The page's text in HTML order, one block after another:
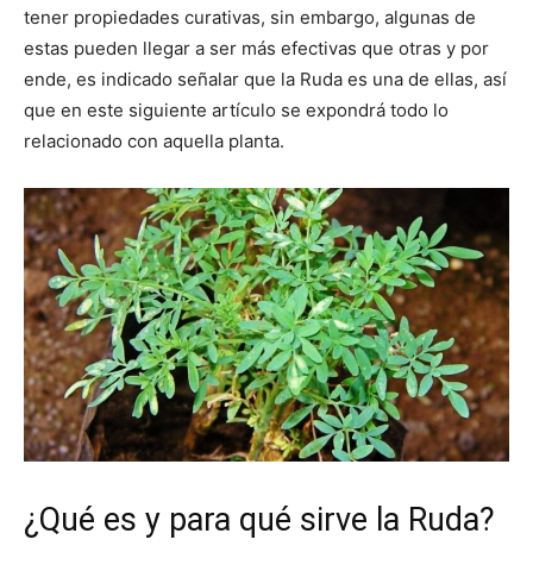
tener propiedades curativas, sin embargo, algunas de
estas pueden llegar a ser más efectivas que otras y por
ende, es indicado señalar que la Ruda es una de ellas, así
que en este siguiente artículo se expondrá todo lo
relacionado con aquella planta.
¿Qué es y para qué sirve la Ruda?